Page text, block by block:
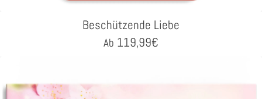
Beschützende Liebe
Ab 119,99€